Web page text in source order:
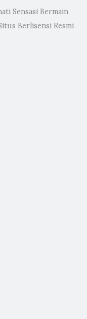
Sensasi Bermain
Berlisensi Resmi